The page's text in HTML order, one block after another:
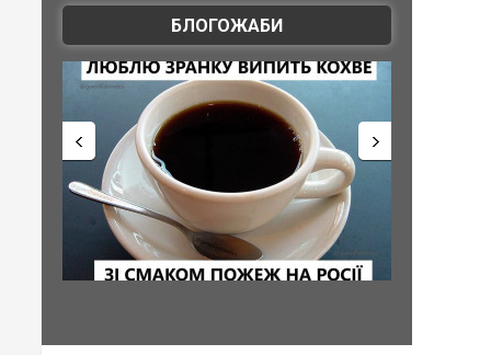
БЛОГОЖАБИ